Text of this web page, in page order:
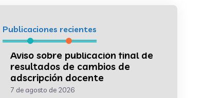
Publicaciones recientes
Aviso sobre publicación final de
resultados de cambios de
adscripción docente
7 de agosto de 2026